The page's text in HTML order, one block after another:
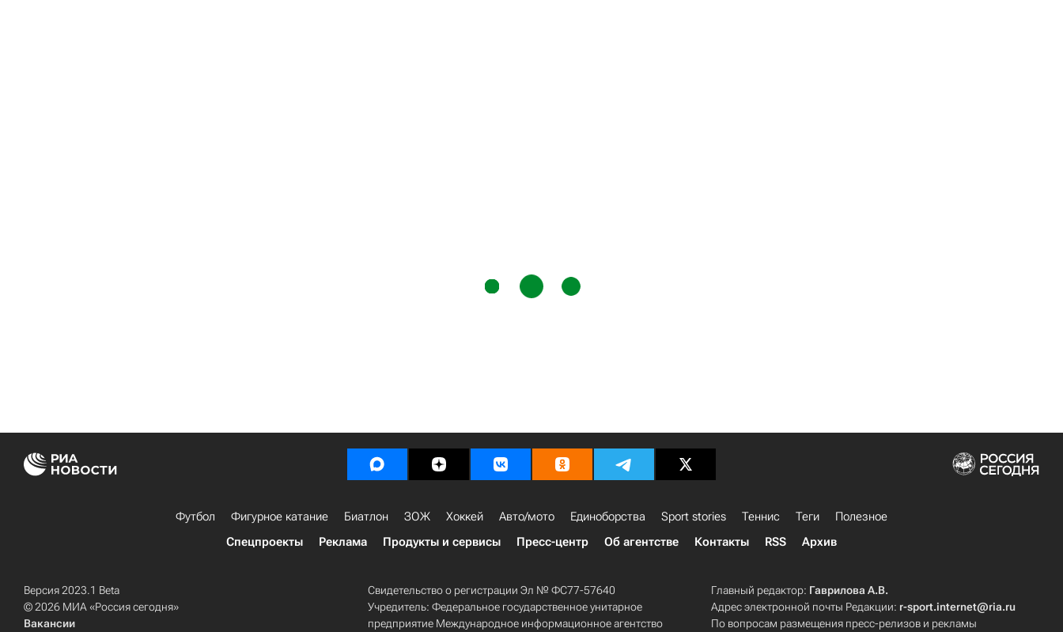
Футбол Фигурное катание Биатлон ЗОЖ Хоккей Авто/мото Единоборства Sport stories Теннис Теги
Полезное
Спецпроекты
Реклама Продукты и сервисы Пресс-центр Об агентстве Контакты RSS Архив
Версия 2023.1 Beta
© 2026 МИА «Россия сегодня»
Вакансии
Свидетельство о регистрации Эл № ФС77-57640
Учредитель: Федеральное государственное унитарное
предприятие Международное информационное агентство
Главный редактор: Гаврилова А.В.
Адрес электронной почты Редакции: r-sport.internet@ria.ru
По вопросам размещения пресс-релизов и рекламы